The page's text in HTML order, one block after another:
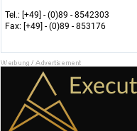
Tel.: [+49] - (0)89 - 8542303
Fax: [+49] - (0)89 - 853176